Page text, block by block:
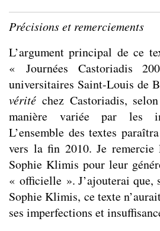
Précisions et remerciements
L’argument principal de ce
« Journées Castoriadis
universitaires Saint-Louis de
vérité chez Castoriadis,
manière variée par les
L’ensemble des textes
vers la fin 2010. Je remercie
Sophie Klimis pour leur
« officielle ». J’ajouterai que,
Sophie Klimis, ce texte
ses imperfections et